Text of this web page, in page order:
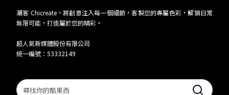
潮客 Chicreate，將創意注入每一個細節，客製您的專屬色彩，解鎖日常
無限可能，打造屬於您的精彩。
超人氣新媒體股份有限公司
統一編號：53332149
Search